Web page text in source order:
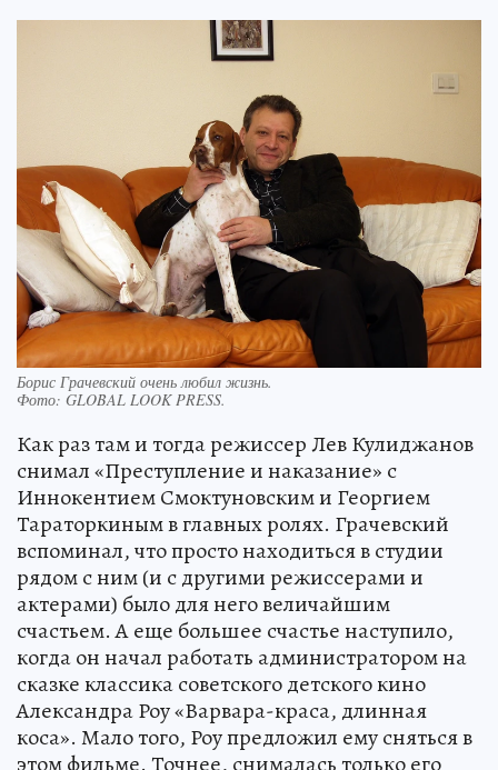
Борис Грачевский очень любил жизнь.
Фото: GLOBAL LOOK PRESS.
Как раз там и тогда режиссер Лев Кулиджанов
снимал «Преступление и наказание» с
Иннокентием Смоктуновским и Георгием
Тараторкиным в главных ролях. Грачевский
вспоминал, что просто находиться в студии
рядом с ним (и с другими режиссерами и
актерами) было для него величайшим
счастьем. А еще большее счастье наступило,
когда он начал работать администратором на
сказке классика советского детского кино
Александра Роу «Варвара-краса, длинная
коса». Мало того, Роу предложил ему сняться в